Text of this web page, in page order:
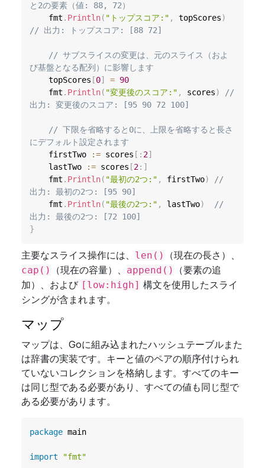
と2の要素（値: 88, 72）
	fmt
. Println( "トップスコア:" , topScores)
// 出力: トップスコア: [88 72]
// サブスライスの変更は、元のスライス（およ
び基盤となる配列）に影響します
	topScores
[0] = 90
	fmt
. Println( "変更後のスコア:" , scores)
//
出力: 変更後のスコア: [95 90 72 100]
// 下限を省略すると0に、上限を省略すると長さ
にデフォルト設定されます
    firstTwo
:= scores [ : 2]
    lastTwo
:= scores [2: ]
    fmt
. Println( "最初の2つ:" , firstTwo)
//
出力: 最初の2つ: [95 90]
    fmt
. Println( "最後の2つ:" , lastTwo)
//
出力: 最後の2つ: [72 100]
}
主要なスライス操作には、 len() （現在の長さ）、
cap() （現在の容量）、 append()
（要素の追
加）、および [low:high] 構文を使用したスライ
シングが含まれます。
マップ
マップは、Goに組み込まれたハッシュテーブルまた
は辞書の実装です。キーと値のペアの順序付けられ
ていないコレクションを格納します。すべてのキー
は同じ型である必要があり、すべての値も同じ型で
ある必要があります。
package main
import "fmt"